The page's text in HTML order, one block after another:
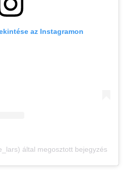
az Instagramon
által megosztott bejegyzés